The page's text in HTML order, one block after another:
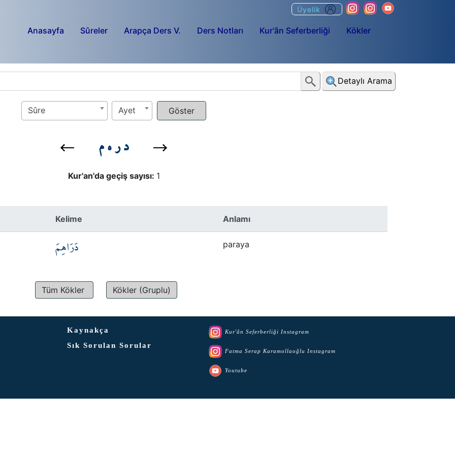
Anasayfa Sûreler Arapça Ders V. Ders Notları Kur'ân Seferberliği Kökler
Üyelik
Detaylı Arama
Sûre Ayet
Kur'an'da geçiş sayısı: 1
Kelime Anlamı
دَرَاهِمَ paraya
Tüm Kökler Kökler (Gruplu)
Kaynakça
Sık Sorulan Sorular
Kur'ân Seferberliği Instagram
Fatma Serap Karamollaoğlu Instagram
Youtube